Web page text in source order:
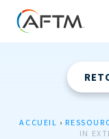
ACCUEIL ›
IN